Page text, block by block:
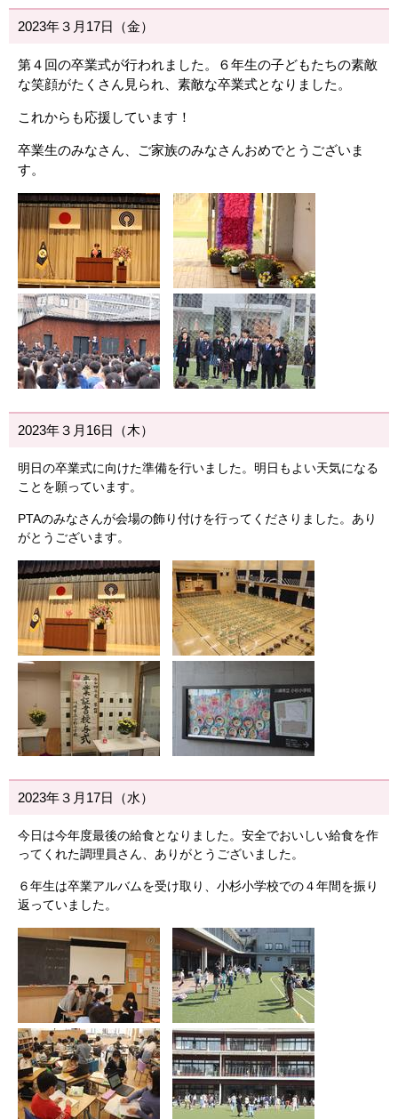
2023年３月17日（金）
第４回の卒業式が行われました。６年生の子どもたちの素敵
な笑顔がたくさん見られ、素敵な卒業式となりました。
これからも応援しています！
卒業生のみなさん、ご家族のみなさんおめでとうございま
す。
2023年３月16日（木）
明日の卒業式に向けた準備を行いました。明日もよい天気になる
ことを願っています。
PTAのみなさんが会場の飾り付けを行ってくださりました。あり
がとうございます。
2023年３月17日（水）
今日は今年度最後の給食となりました。安全でおいしい給食を作
ってくれた調理員さん、ありがとうございました。
６年生は卒業アルバムを受け取り、小杉小学校での４年間を振り
返っていました。